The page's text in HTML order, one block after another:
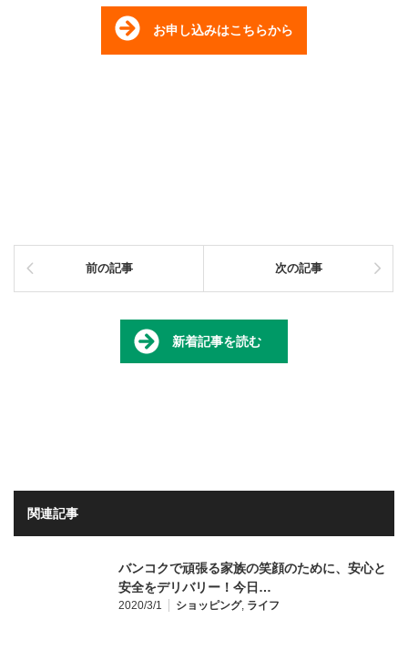
お申し込みはこちらから
前の記事 次の記事
新着記事を読む
関連記事
バンコクで頑張る家族の笑顔のために、安心と
安全をデリバリー！今日…
2020/3/1 ショッピング, ライフ